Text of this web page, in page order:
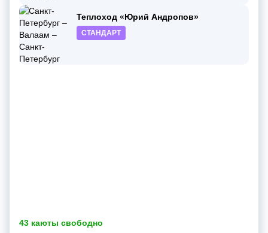
Теплоход «Юрий Андропов»
СТАНДАРТ
43 каюты свободно